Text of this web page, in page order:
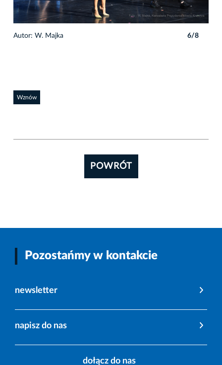
Autor: W. Majka 6/8
Wznów
POWRÓT
Pozostańmy w kontakcie
newsletter
napisz do nas
dołącz do nas